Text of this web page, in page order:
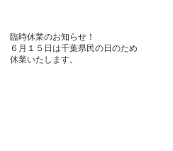
臨時休業のお知らせ！
６月１５日は千葉県民の日のため
休業いたします。